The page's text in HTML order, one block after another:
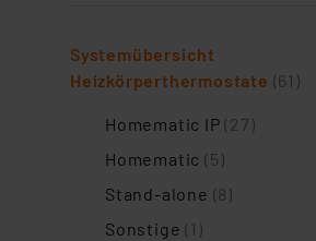
Systemübersicht
Heizkörperthermostate (61)
Homematic IP(27)
Homematic(5)
Stand-alone (8)
Sonstige(1)